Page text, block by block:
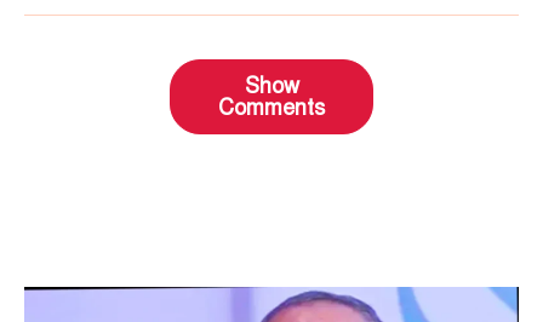
Show
Comments